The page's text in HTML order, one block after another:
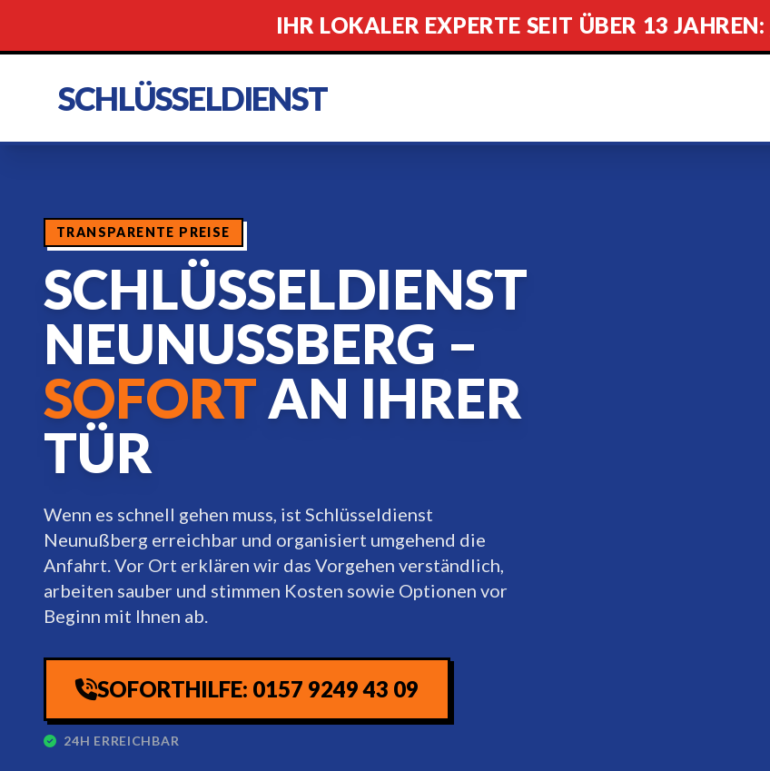
IHR LOKALER EXPERTE SEIT ÜBER 13 JAHREN:
SCHLÜSSELDIENST
TRANSPARENTE PREISE
SCHLÜSSELDIENST
NEUNUSSBERG –
SOFORTAN IHRER
TÜR
Wenn es schnell gehen muss, ist Schlüsseldienst
Neunußberg erreichbar und organisiert umgehend die
Anfahrt. Vor Ort erklären wir das Vorgehen verständlich,
arbeiten sauber und stimmen Kosten sowie Optionen vor
Beginn mit Ihnen ab.
SOFORTHILFE: 0157 9249 43 09
24H ERREICHBAR